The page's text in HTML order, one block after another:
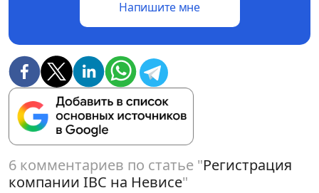
Напишите мне
6 комментариев по статье "Регистрация
компании IBC на Невисе"